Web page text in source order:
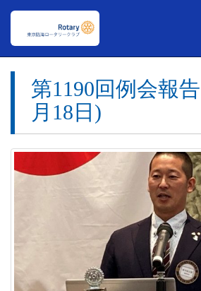
第1190回例会報
月18日)